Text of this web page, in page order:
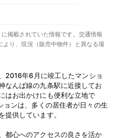
掲載されていた情報です。交通情報
より、現況（販売中物件）と異なる場
2016年6月に竣工したマンショ
なんば線の九条駅に近接してお
はお出かけにも便利な立地で
ンは、多くの居住者が日々の生
提供しています。
都心へのアクセスの良さを活か